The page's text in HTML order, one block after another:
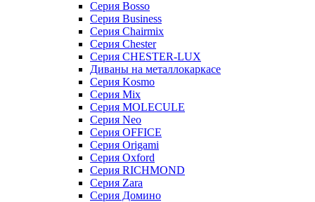
Серия Bosso
Серия Business
Серия Chairmix
Серия Chester
Серия CHESTER-LUX
Диваны на металлокаркасе
Серия Kosmo
Серия Mix
Серия MOLECULE
Серия Neo
Серия OFFICE
Серия Origami
Серия Oxford
Серия RICHMOND
Серия Zara
Серия Домино